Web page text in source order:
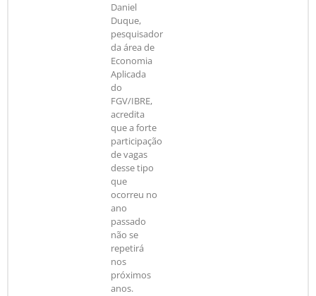
Daniel
Duque,
pesquisador
da área de
Economia
Aplicada
do
FGV/IBRE,
acredita
que a forte
participação
de vagas
desse tipo
que
ocorreu no
ano
passado
não se
repetirá
nos
próximos
anos.